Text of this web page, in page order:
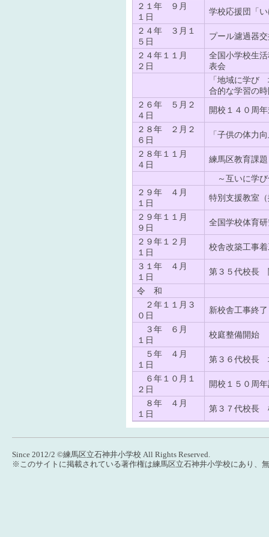
２１年 ９月
１日
学校応援団「
２４年 ３月１
５日
プール濾過器
２４年１１月
２日
全国小学校生
表会
「地域に学び
合的な学習の
２６年 ５月２
４日
開校１４０周
２８年 ２月２
６日
「子供の体力
２８年１１月
４日
練馬区教育課
～互いに学び
２９年 ４月
１日
特別支援教室
２９年１１月
９日
全国学校体育
２９年１２月
１日
校舎改築工事
３１年 ４月
１日
第３５代校長
令 和
２年１１月３
０日
新校舎工事終
３年 ６月
１日
校庭整備開始
５年 ４月
１日
第３６代校長
６年１０月１
２日
開校１５０周
８年 ４月
１日
第３７代校
Since 2012/2 ©練馬区立石神井小学校 All Rights Reserved.
※このサイトに掲載されている著作権は練馬区立石神井小学校にあり、